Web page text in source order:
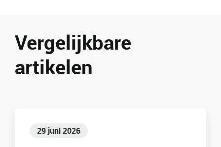
Vergelijkbare
artikelen
29 juni 2026